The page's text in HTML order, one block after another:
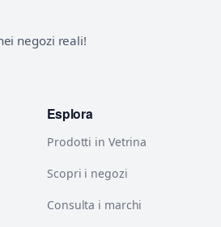
negozi reali!
Esplora
Prodotti in Vetrina
Scopri i negozi
Consulta i marchi